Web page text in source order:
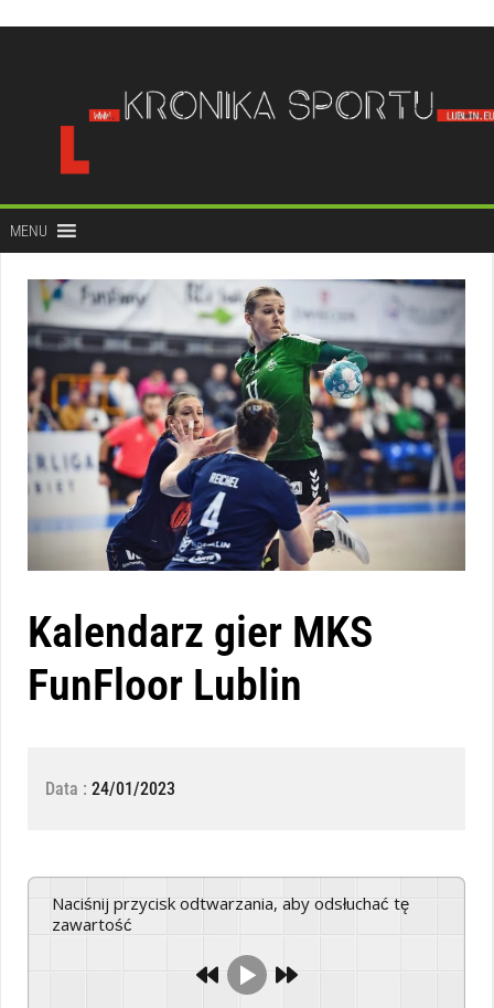
treści
MENU
Kalendarz gier MKS
FunFloor Lublin
Data : 24/01/2023
Naciśnij przycisk odtwarzania, aby odsłuchać tę
zawartość